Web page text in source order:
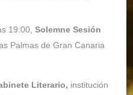
19:00, Solemne Sesión
Palmas de Gran Canaria
Literario, institución